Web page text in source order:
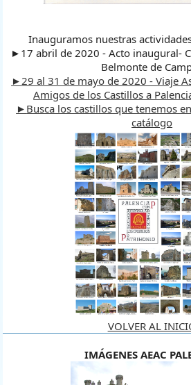
Inauguramos nuestras
►17 abril de 2020 - Acto inaugural-
Belmonte de
►29 al 31 de mayo de 2020 - Viaje
Amigos de los Castillos a
► Busca los castillos que tenemos
catálogo
cast._palencia.png
VOLVER AL
IMÁGENES AEAC
C:\FC\PALENCIA\BELMONTE DE